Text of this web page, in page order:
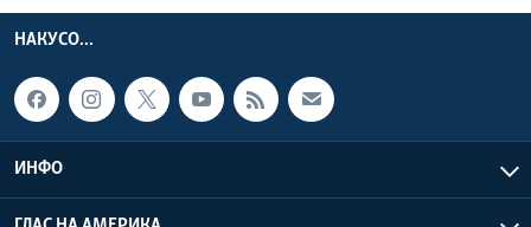
НАКУСО...
ИНФО